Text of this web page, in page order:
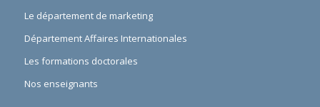
Le département de marketing
Département Affaires Internationales
Les formations doctorales
Nos enseignants